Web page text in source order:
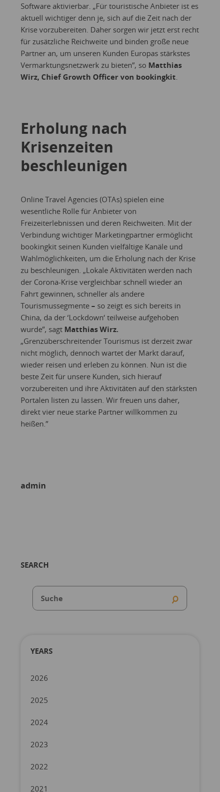
Software aktivierbar. „Für touristische Anbieter ist es
aktuell wichtiger denn je, sich auf die Zeit nach der
Krise vorzubereiten. Daher sorgen wir jetzt erst recht
für zusätzliche Reichweite und binden große neue
Partner an, um unseren Kunden Europas stärkstes
Vermarktungsnetzwerk zu bieten”, so Matthias
Wirz, Chief Growth Officer von bookingkit.
Erholung nach
Krisenzeiten
beschleunigen
Online Travel Agencies (OTAs) spielen eine
wesentliche Rolle für Anbieter von
Freizeiterlebnissen und deren Reichweiten. Mit der
Verbindung wichtiger Marketingpartner ermöglicht
bookingkit seinen Kunden vielfältige Kanäle und
Wahlmöglichkeiten, um die Erholung nach der Krise
zu beschleunigen. „Lokale Aktivitäten werden nach
der Corona-Krise vergleichbar schnell wieder an
Fahrt gewinnen, schneller als andere
Tourismussegmente – so zeigt es sich bereits in
China, da der ‘Lockdown‘ teilweise aufgehoben
wurde”, sagt Matthias Wirz.
„Grenzüberschreitender Tourismus ist derzeit zwar
nicht möglich, dennoch wartet der Markt darauf,
wieder reisen und erleben zu können. Nun ist die
beste Zeit für unsere Kunden, sich hierauf
vorzubereiten und ihre Aktivitäten auf den stärksten
Portalen listen zu lassen. Wir freuen uns daher,
direkt vier neue starke Partner willkommen zu
heißen.”
SEARCH
YEARS
2026
2025
2024
2023
2022
2021
admin